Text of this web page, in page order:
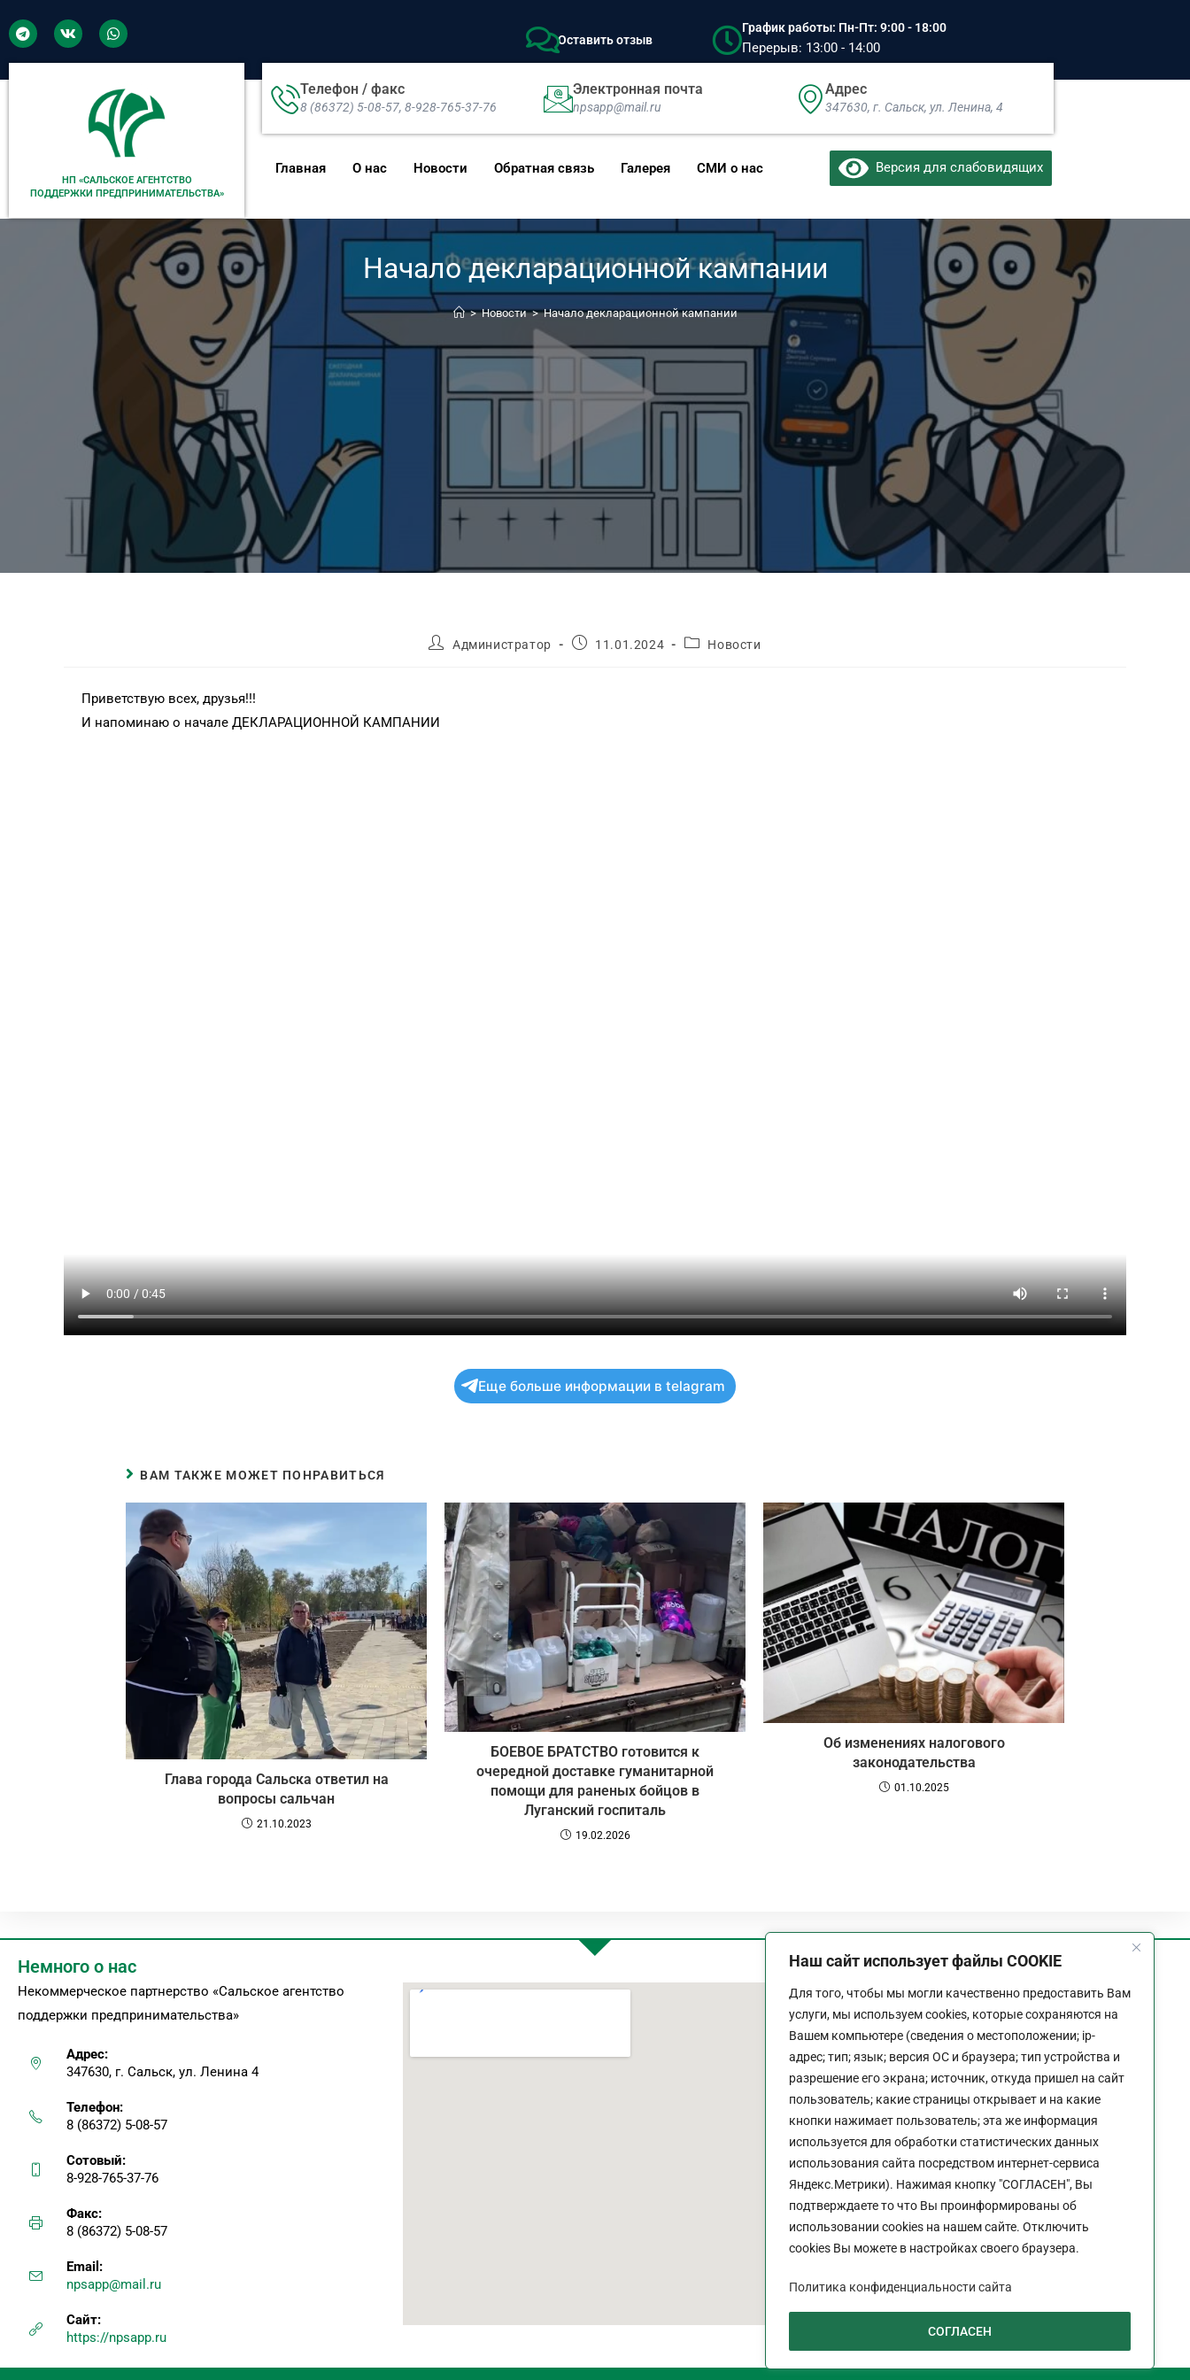
Наш сайт использует файлы COOKIE
Для того, чтобы мы могли качественно предоставить Вам
услуги, мы используем cookies, которые сохраняются на
Вашем компьютере (сведения о местоположении; ip-
адрес; тип; язык; версия ОС и браузера; тип устройства и
разрешение его экрана; источник, откуда пришел на сайт
пользователь; какие страницы открывает и на какие
кнопки нажимает пользователь; эта же информация
используется для обработки статистических данных
использования сайта посредством интернет-сервиса
Яндекс.Метрики). Нажимая кнопку "СОГЛАСЕН", Вы
подтверждаете то что Вы проинформированы об
использовании cookies на нашем сайте. Отключить
cookies Вы можете в настройках своего браузера.
Политика конфиденциальности сайта
СОГЛАСЕН
Оставить отзыв
График работы: Пн-Пт: 9:00 - 18:00
Перерыв: 13:00 - 14:00
НП «САЛЬСКОЕ АГЕНТСТВО
ПОДДЕРЖКИ ПРЕДПРИНИМАТЕЛЬСТВА»
Телефон / факс
8 (86372) 5-08-57, 8-928-765-37-76
Электронная почта
npsapp@mail.ru
Адрес
347630, г. Сальск, ул. Ленина, 4​
Главная О нас Новости Обратная связь Галерея СМИ о нас Версия для слабовидящих
Начало декларационной кампании
> Новости > Начало декларационной кампании
Администратор 11.01.2024 Новости
Приветствую всех, друзья!!!
И напоминаю о начале ДЕКЛАРАЦИОННОЙ КАМПАНИИ
Еще больше информации в telagram
ВАМ ТАКЖЕ МОЖЕТ ПОНРАВИТЬСЯ
Глава города Сальска ответил на
вопросы сальчан
21.10.2023
️БОЕВОЕ БРАТСТВО готовится к
очередной доставке гуманитарной
помощи для раненых бойцов в
Луганский госпиталь
19.02.2026
Об изменениях налогового
законодательства
01.10.2025
Немного о нас
Некоммерческое партнерство «Сальское агентство
поддержки предпринимательства»
Адрес:
347630, г. Сальск, ул. Ленина 4
Телефон:
8 (86372) 5-08-57
Сотовый:
8-928-765-37-76
Факс:
8 (86372) 5-08-57
Email:
npsapp@mail.ru
Сайт:
https://npsapp.ru
График работы
9:00 - 18:00
Выходной:Сб - Вс
Политика конфиденциальности сайта